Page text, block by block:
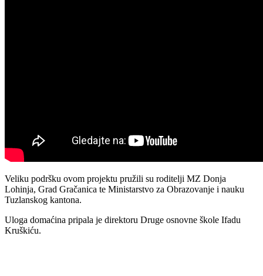
Veliku podršku ovom projektu pružili su roditelji MZ Donja
Lohinja, Grad Gračanica te Ministarstvo za Obrazovanje i nauku
Tuzlanskog kantona.
Uloga domaćina pripala je direktoru Druge osnovne škole Ifadu
Kruškiću.